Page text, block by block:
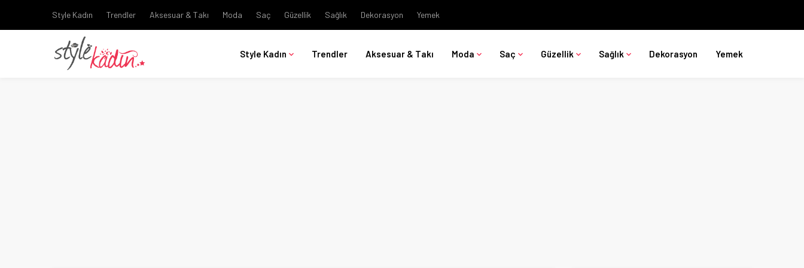
Style Kadın Trendler Aksesuar & Takı Moda Saç Güzellik Sağlık Dekorasyon Yemek
Style Kadın Trendler Aksesuar & Takı Moda Saç Güzellik Sağlık Dekorasyon Yemek